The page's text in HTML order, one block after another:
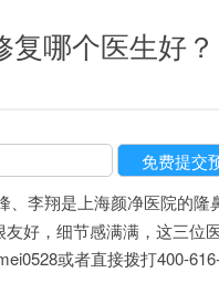
复哪个医生好？
、李翔是上海颜净医院的隆
好，细节感满满，这三位
或者直接拨打400-